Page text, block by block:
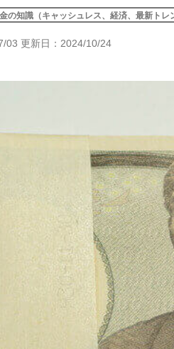
健康・身体・保険
の知識（キャッシュレス、経済、最新トレ
03 更新日：2024/10/24